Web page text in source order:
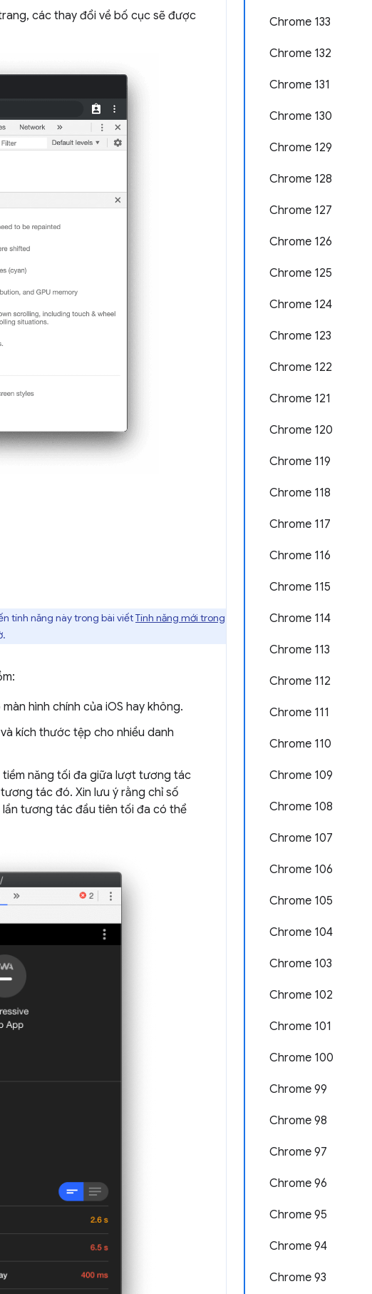
Chrome 133
Chrome 132
Chrome 131
Chrome 130
Chrome 129
Chrome 128
Chrome 127
Chrome 126
Chrome 125
Chrome 124
Chrome 123
Chrome 122
Chrome 121
Chrome 120
Chrome 119
Chrome 118
Chrome 117
Chrome 116
Chrome 115
Chrome 114
Chrome 113
Chrome 112
Chrome 111
Chrome 110
Chrome 109
Chrome 108
Chrome 107
Chrome 106
Chrome 105
Chrome 104
Chrome 103
Chrome 102
Chrome 101
Chrome 100
Chrome 99
Chrome 98
Chrome 97
Chrome 96
Chrome 95
Chrome 94
Chrome 93
các thay đổi về bố cục sẽ được
tính năng này trong bài viếtTính năng mới trong
hình chính của iOS hay không.
kích thước tệp cho nhiều danh
năng tối đa giữa lượt tương tác
tác đó. Xin lưu ý rằng chỉ số
lần tương tác đầu tiên tối đa có thể